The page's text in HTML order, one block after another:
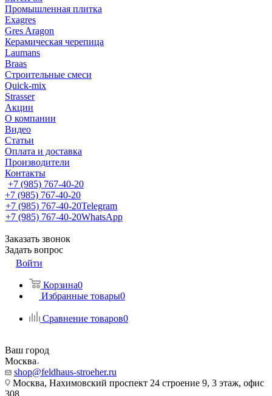
Промышленная плитка
Exagres
Gres Aragon
Керамическая черепица
Laumans
Braas
Строительные смеси
Quick-mix
Strasser
Акции
О компании
Видео
Статьи
Оплата и доставка
Производители
Контакты
+7 (985) 767-40-20
+7 (985) 767-40-20
+7 (985) 767-40-20Telegram
+7 (985) 767-40-20WhatsApp
Заказать звонок
Задать вопрос
Войти
Корзина0
Избранные товары0
Сравнение товаров0
Ваш город
Москва
shop@feldhaus-stroeher.ru
Москва, Нахимовский проспект 24 строение 9, 3 этаж, офис
308